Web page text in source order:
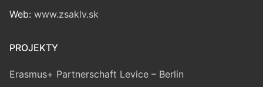
Web: www.zsaklv.sk
PROJEKTY
Erasmus+ Partnerschaft Levice – Berlin